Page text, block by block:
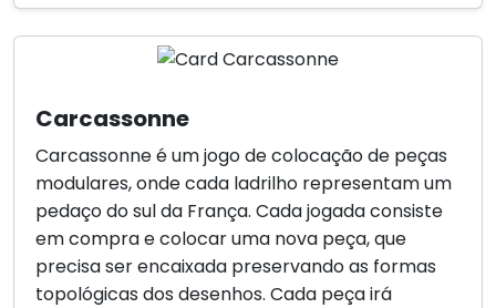
Carcassonne
Carcassonne é um jogo de colocação de peças
modulares, onde cada ladrilho representam um
pedaço do sul da França. Cada jogada consiste
em compra e colocar uma nova peça, que
precisa ser encaixada preservando as formas
topológicas dos desenhos. Cada peça irá